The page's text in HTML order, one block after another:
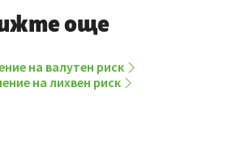
още
на валутен риск
на лихвен риск